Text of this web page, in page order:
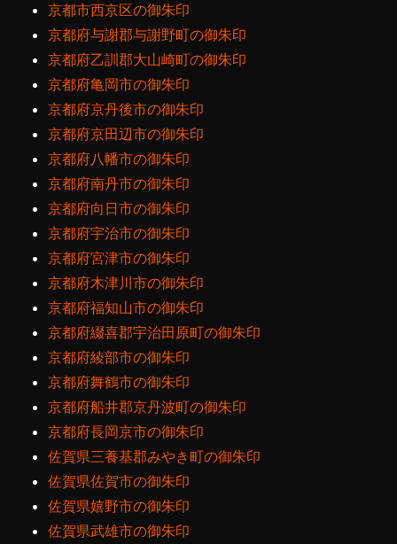
京都市西京区の御朱印
京都府与謝郡与謝野町の御朱印
京都府乙訓郡大山崎町の御朱印
京都府亀岡市の御朱印
京都府京丹後市の御朱印
京都府京田辺市の御朱印
京都府八幡市の御朱印
京都府南丹市の御朱印
京都府向日市の御朱印
京都府宇治市の御朱印
京都府宮津市の御朱印
京都府木津川市の御朱印
京都府福知山市の御朱印
京都府綴喜郡宇治田原町の御朱印
京都府綾部市の御朱印
京都府舞鶴市の御朱印
京都府船井郡京丹波町の御朱印
京都府長岡京市の御朱印
佐賀県三養基郡みやき町の御朱印
佐賀県佐賀市の御朱印
佐賀県嬉野市の御朱印
佐賀県武雄市の御朱印